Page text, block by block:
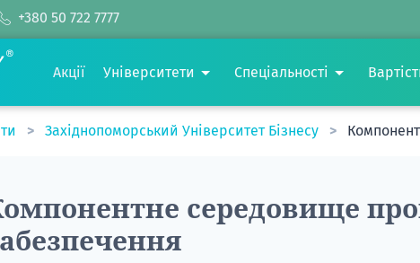
+380 50 722 7777
Акції Університети Спеціальності
Західнопоморський Університет Бізнесу
середовище